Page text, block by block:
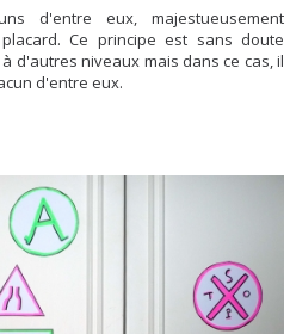
d'entre eux, majestueusement
Ce principe est sans doute
d'autres niveaux mais dans ce cas, il
d'entre eux.